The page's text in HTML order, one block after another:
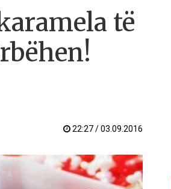
të
22:27 / 03.09.2016